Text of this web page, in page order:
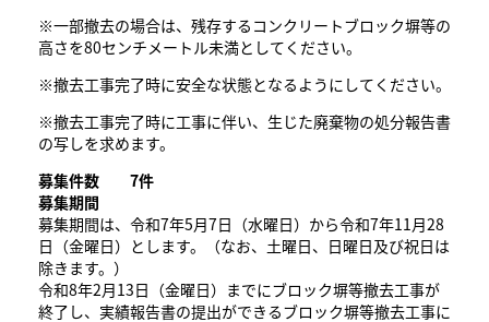
※一部撤去の場合は、残存するコンクリートブロック塀等の
高さを80センチメートル未満としてください。
※撤去工事完了時に安全な状態となるようにしてください。
※撤去工事完了時に工事に伴い、生じた廃棄物の処分報告書
の写しを求めます。
募集件数 7件
募集期間
募集期間は、令和7年5月7日（水曜日）から令和7年11月28
日（金曜日）とします。（なお、土曜日、日曜日及び祝日は
除きます。）
令和8年2月13日（金曜日）までにブロック塀等撤去工事が
終了し、実績報告書の提出ができるブロック塀等撤去工事に